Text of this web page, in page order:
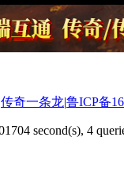
传奇一条龙|鲁ICP备
second(s), 4